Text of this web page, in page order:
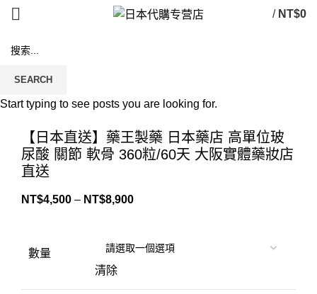
/ NT$0
【日本直送】藥王製藥 日本藥店 高單位玻
尿酸 關節 軟骨 360粒/60天 大阪實體藥妝店
直送
NT$4,500 – NT$8,900
數量
清除
SEARCH
Start typing to see posts you are looking for.